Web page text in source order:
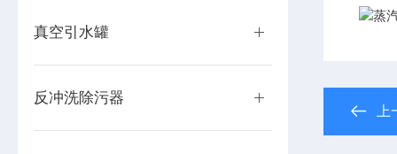
真空引水罐
反冲洗除污器